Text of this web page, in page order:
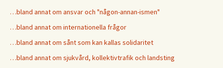
…bland annat om ansvar och "någon-annan-ismen"
…bland annat om internationella frågor
…bland annat om sånt som kan kallas solidaritet
…bland annat om sjukvård, kollektivtrafik och landsting